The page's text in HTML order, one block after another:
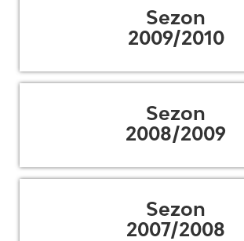
Sezon
2009/2010
Sezon
2008/2009
Sezon
2007/2008